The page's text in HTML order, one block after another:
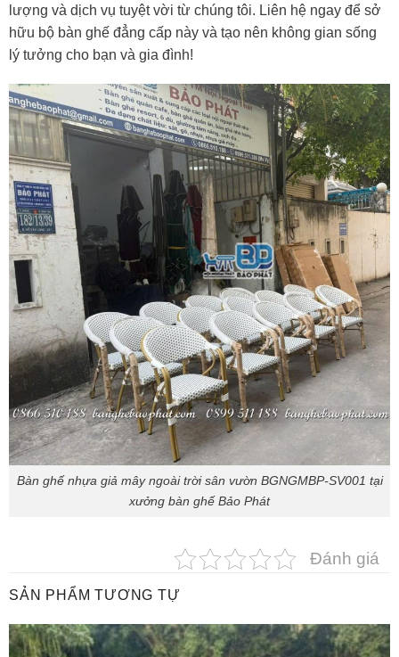
lượng và dịch vụ tuyệt vời từ chúng tôi. Liên hệ ngay để sở
hữu bộ bàn ghế đẳng cấp này và tạo nên không gian sống
lý tưởng cho bạn và gia đình!
Bàn ghế nhựa giả mây ngoài trời sân vườn BGNGMBP-SV001 tại
xưởng bàn ghế Bảo Phát
Đánh giá
SẢN PHẨM TƯƠNG TỰ